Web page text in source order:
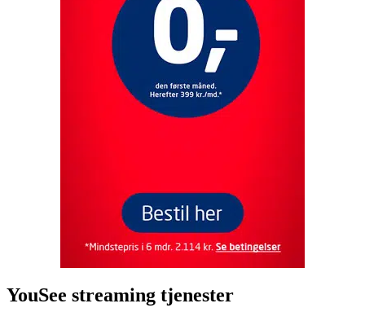
YouSee streaming tjenester